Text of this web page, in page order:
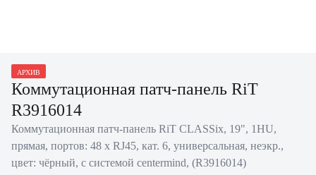
АРХИВ
Коммутационная патч-панель RiT
R3916014
Коммутационная патч-панель RiT CLASSix, 19", 1HU,
прямая, портов: 48 х RJ45, кат. 6, универсальная, неэкр.,
цвет: чёрный, с системой centermind, (R3916014)